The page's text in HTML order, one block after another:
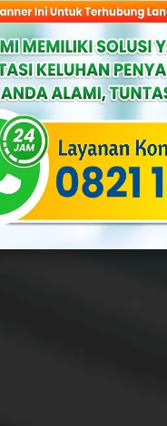
Yulia Published On: